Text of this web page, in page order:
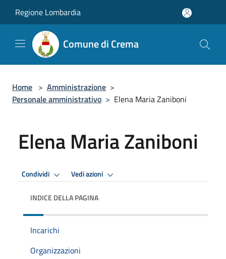
Regione Lombardia
Comune di Crema
Home > Amministrazione >
Personale amministrativo > Elena Maria Zaniboni
Elena Maria Zaniboni
Condividi Vedi azioni
INDICE DELLA PAGINA
Incarichi
Organizzazioni